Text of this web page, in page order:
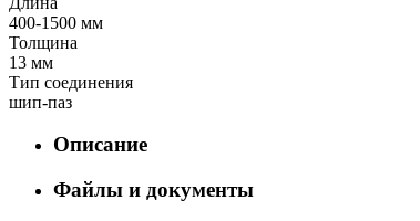
400-1500 мм
Толщина
13 мм
Тип соединения
шип-паз
Описание
Файлы и документы